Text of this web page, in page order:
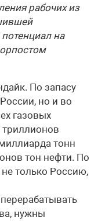
рабочих из
на
По запасу
но и во
газовых
тонн
тон нефти. По
только Россию,
нужны